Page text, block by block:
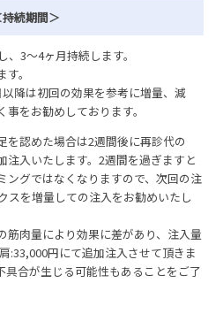
持続期間＞
3〜4ヶ月持続します。
。
降は初回の効果を参考に増量、減
をお勧めしております。
を認めた場合は2週間後に再診代の
注入いたします。2週間を過ぎますと
ングではなくなりますので、次回の注
スを増量しての注入をお勧めいたし
筋肉量により効果に差があり、注入量
:33,000円にて追加注入させて頂きま
具合が生じる可能性もあることをご了